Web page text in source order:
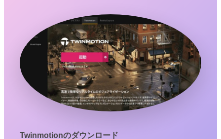
Twinmotionのダウンロード